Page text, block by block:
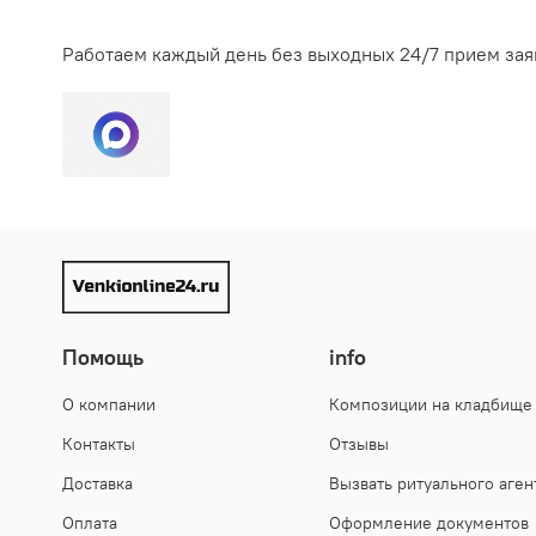
высокая влажность воздуха сократят этот срок.
материал все равно окажется выносливее
Практичность. Искусственные венки не требуют
Возможность купить заранее. Искусственный
Работаем каждый день без выходных 24/7 прием
Помощь
О компании
Контакты
Доставка
Оплата
info
Композиции на кладбище
Отзывы
Вызвать ритуального
Оформление документов